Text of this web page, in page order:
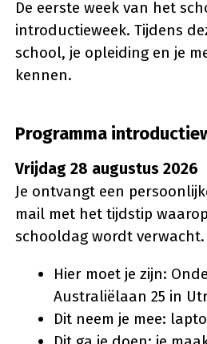
De eerste week van het
introductieweek. Tijdens
school, je opleiding en je
kennen.
Programma
Vrijdag 28 augustus 2026
Je ontvangt een
mail met het tijdstip
schooldag wordt verwacht.
Hier moet je zijn:
Australiëlaan 25 in
Dit neem je mee: